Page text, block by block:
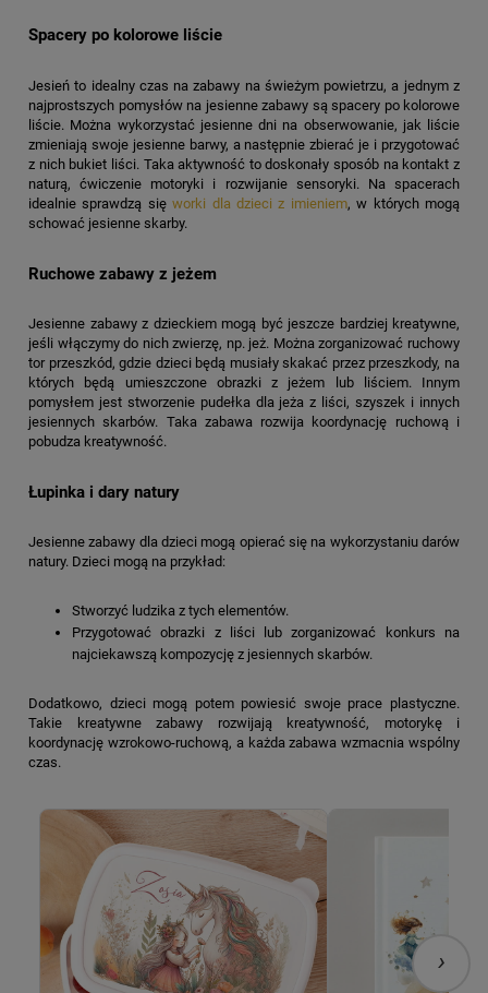
Spacery po kolorowe liście
Jesień to idealny czas na zabawy na świeżym powietrzu, a jednym z
najprostszych pomysłów na jesienne zabawy są spacery po kolorowe
liście. Można wykorzystać jesienne dni na obserwowanie, jak liście
zmieniają swoje jesienne barwy, a następnie zbierać je i przygotować
z nich bukiet liści. Taka aktywność to doskonały sposób na kontakt z
naturą, ćwiczenie motoryki i rozwijanie sensoryki. Na spacerach
idealnie sprawdzą sięworki dla dzieci z imieniem, w których mogą
schować jesienne skarby.
Ruchowe zabawy z jeżem
Jesienne zabawy z dzieckiem mogą być jeszcze bardziej kreatywne,
jeśli włączymy do nich zwierzę, np. jeż. Można zorganizować ruchowy
tor przeszkód, gdzie dzieci będą musiały skakać przez przeszkody, na
których będą umieszczone obrazki z jeżem lub liściem. Innym
pomysłem jest stworzenie pudełka dla jeża z liści, szyszek i innych
jesiennych skarbów. Taka zabawa rozwija koordynację ruchową i
pobudza kreatywność.
Łupinka i dary natury
Jesienne zabawy dla dzieci mogą opierać się na wykorzystaniu darów
natury. Dzieci mogą na przykład:
Stworzyć ludzika z tych elementów.
Przygotować obrazki z liści lub zorganizować konkurs na
najciekawszą kompozycję z jesiennych skarbów.
Dodatkowo, dzieci mogą potem powiesić swoje prace plastyczne.
Takie kreatywne zabawy rozwijają kreatywność, motorykę i
koordynację wzrokowo-ruchową, a każda zabawa wzmacnia wspólny
czas.
›